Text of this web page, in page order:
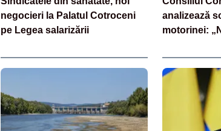
negocieri la Palatul Cotroceni
pe Legea salarizării
analizează
motorinei: